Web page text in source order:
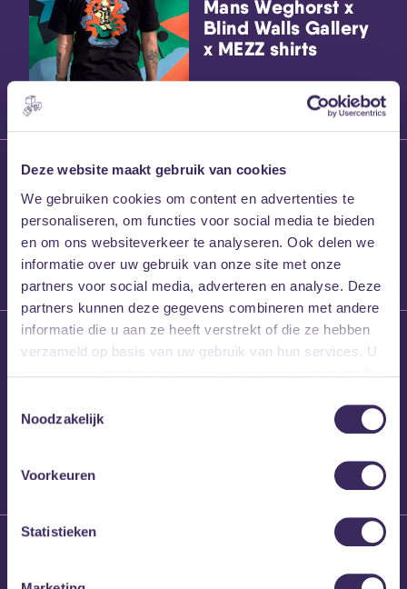
Deze website maakt gebruik van cookies
We gebruiken cookies om content en advertenties te
personaliseren, om functies voor social media te bieden
en om ons websiteverkeer te analyseren. Ook delen we
informatie over uw gebruik van onze site met onze
partners voor social media, adverteren en analyse. Deze
partners kunnen deze gegevens combineren met andere
informatie die u aan ze heeft verstrekt of die ze hebben
verzameld op basis van uw gebruik van hun services. U
Noodzakelijk
Voorkeuren
Statistieken
Mans Weghorst x
Blind Walls Gallery
x MEZZ shirts
27 maart 2026
Willem’s Blog:
Frans Kalf
26 maart 2026
Willem’s Blog: High